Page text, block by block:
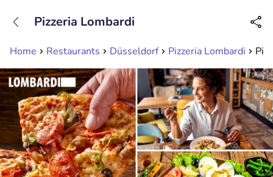
Bereikbaar tot 23:00 uur
Home Restaurants Düsseldorf Pizzeria Lombardi
Pizzeria Lombardi